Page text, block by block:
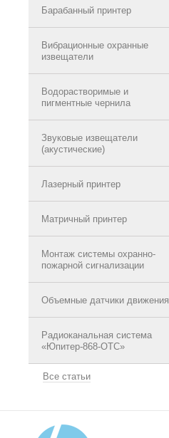
Барабанный принтер
Вибрационные охранные
извещатели
Водорастворимые и
пигментные чернила
Звуковые извещатели
(акустические)
Лазерный принтер
Матричный принтер
Монтаж системы охранно-
пожарной сигнализации
Объемные датчики движения
Радиоканальная система
«Юпитер-868-ОТС»
Все статьи